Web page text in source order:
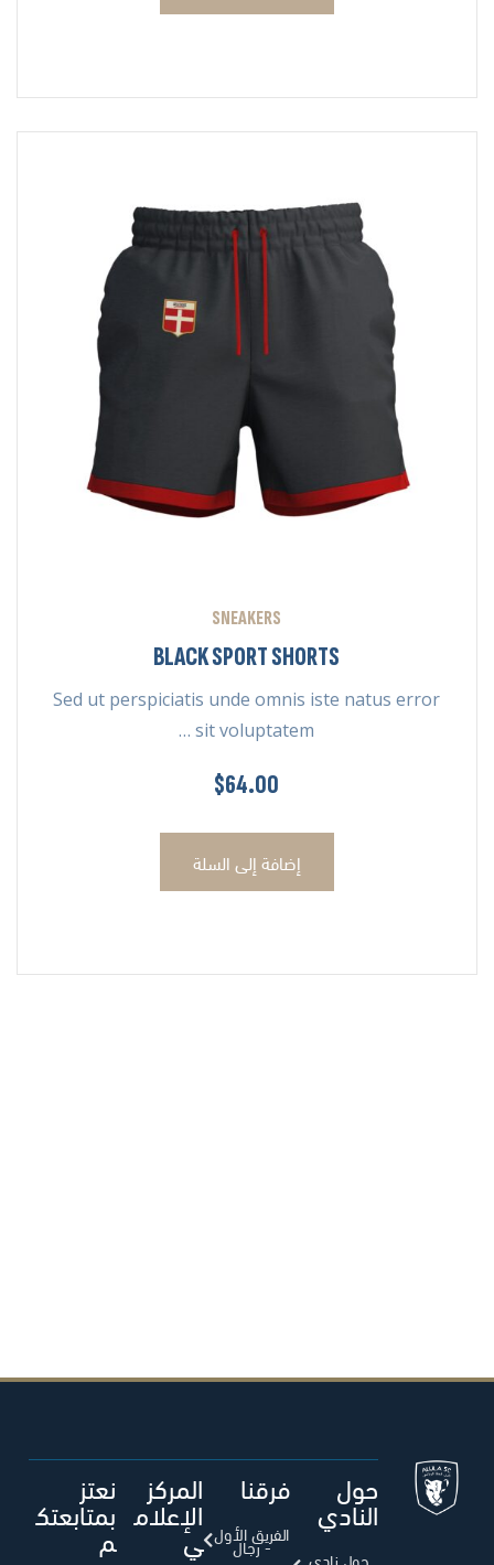
SNEAKERS
BLACK SPORT SHORTS
Sed ut perspiciatis unde omnis iste natus error
sit voluptatem …
$64.00
إضافة إلى السلة
حول
النادي
حول نادي
فرقنا
الفريق الأول
- رجال
المركز
الإعلام
ي
نعتز
بمتابعتك